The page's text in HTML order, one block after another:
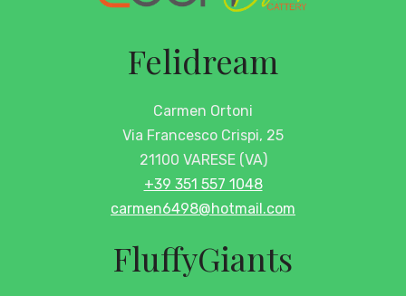
Felidream
Carmen Ortoni
Via Francesco Crispi, 25
21100 VARESE (VA)
+39 351 557 1048
carmen6498@hotmail.com
FluffyGiants